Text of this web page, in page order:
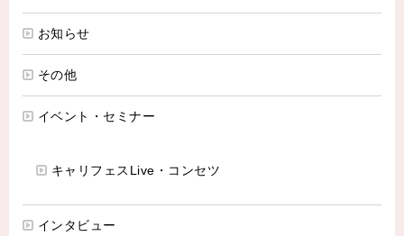
お知らせ
その他
イベント・セミナー
キャリフェスLive・コンセツ
インタビュー